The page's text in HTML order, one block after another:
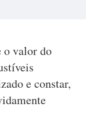
o valor do
e constar,